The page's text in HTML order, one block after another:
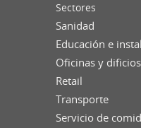
Sectores
Sanidad
Educación e
Oficinas y
Retail
Transporte
Servicio de